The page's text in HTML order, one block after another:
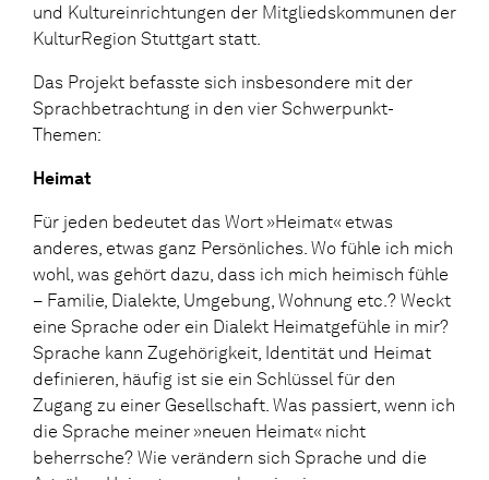
und Kultureinrichtungen der Mitgliedskommunen der
KulturRegion Stuttgart statt.
Das Projekt befasste sich insbesondere mit der
Sprachbetrachtung in den vier Schwerpunkt-
Themen:
Heimat
Für jeden bedeutet das Wort »Heimat« etwas
anderes, etwas ganz Persönliches. Wo fühle ich mich
wohl, was gehört dazu, dass ich mich heimisch fühle
– Familie, Dialekte, Umgebung, Wohnung etc.? Weckt
eine Sprache oder ein Dialekt Heimatgefühle in mir?
Sprache kann Zugehörigkeit, Identität und Heimat
definieren, häufig ist sie ein Schlüssel für den
Zugang zu einer Gesellschaft. Was passiert, wenn ich
die Sprache meiner »neuen Heimat« nicht
beherrsche? Wie verändern sich Sprache und die